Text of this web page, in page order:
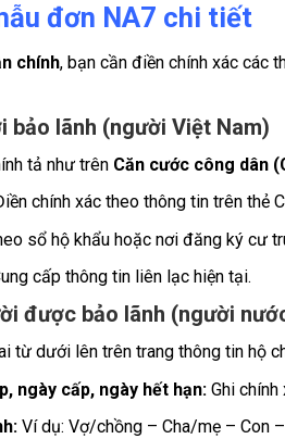
đơn NA7 chi tiết
chính, bạn cần điền chính xác các
bảo lãnh (người Việt Nam)
tả như trên Căn cước công dân
chính xác theo thông tin trên thẻ
sổ hộ khẩu hoặc nơi đăng ký cư
cấp thông tin liên lạc hiện tại.
được bảo lãnh (người
từ dưới lên trên trang thông tin hộ
ngày cấp, ngày hết hạn:Ghi chính
Ví dụ: Vợ/chồng – Cha/mẹ – Con